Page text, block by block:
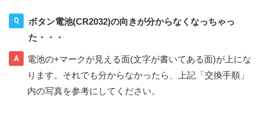
ボタン電池(CR2032)の向きが分からなくなっちゃっ
た・・・
電池の+マークが見える面(文字が書いてある面)が上にな
ります。それでも分からなかったら、上記「交換手順」
内の写真を参考にしてください。